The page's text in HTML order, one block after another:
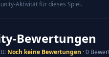
Aktivität für dieses Spiel.
Bewertungen
: Noch keine Bewertungen ·0